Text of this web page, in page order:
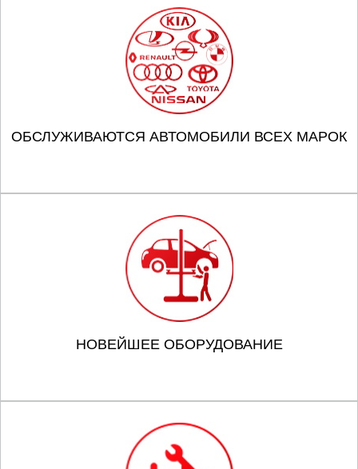
ОБСЛУЖИВАЮТСЯ АВТОМОБИЛИ ВСЕХ МАРОК
НОВЕЙШЕЕ ОБОРУДОВАНИЕ